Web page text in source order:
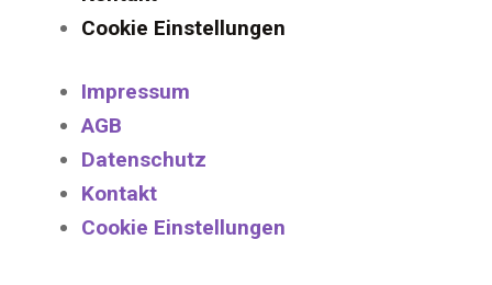
Cookie Einstellungen
Impressum
AGB
Datenschutz
Kontakt
Cookie Einstellungen